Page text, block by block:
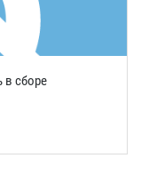
в сборе